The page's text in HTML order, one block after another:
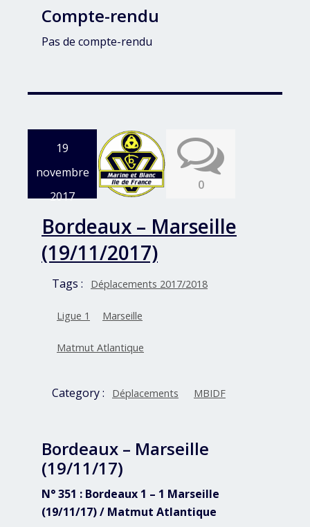
Compte-rendu
Pas de compte-rendu
19
novembre
2017
0
Bordeaux – Marseille
(19/11/2017)
Tags : Déplacements 2017/2018
Ligue 1 Marseille
Matmut Atlantique
Category : Déplacements MBIDF
Bordeaux – Marseille
(19/11/17)
N° 351 : Bordeaux 1 – 1 Marseille
(19/11/17) / Matmut Atlantique